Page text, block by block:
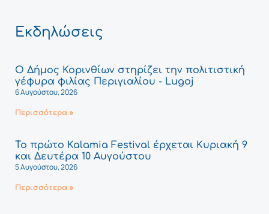
Εκδηλώσεις
Ο Δήμος Κορινθίων στηρίζει την πολιτιστική
γέφυρα φιλίας Περιγιαλίου - Lugoj
6 Αυγούστου, 2026
Περισσότερα »
Το πρώτο Kalamia Festival έρχεται Κυριακή 9
και Δευτέρα 10 Αυγούστου
5 Αυγούστου, 2026
Περισσότερα »